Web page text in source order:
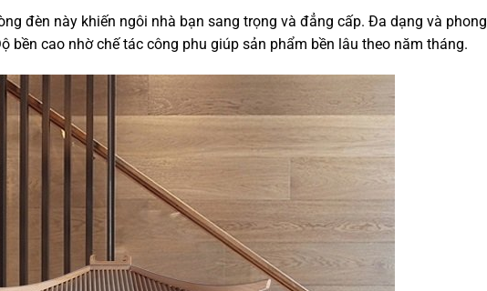
đèn này khiến ngôi nhà bạn sang trọng và đẳng cấp. Đa dạng và phong
bền cao nhờ chế tác công phu giúp sản phẩm bền lâu theo năm tháng.